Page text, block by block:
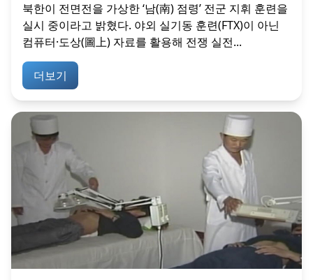
북한이 전면전을 가상한 ‘남(南) 점령’ 전군 지휘 훈련을
실시 중이라고 밝혔다. 야외 실기동 훈련(FTX)이 아닌
컴퓨터·도상(圖上) 자료를 활용해 전쟁 실전...
더보기